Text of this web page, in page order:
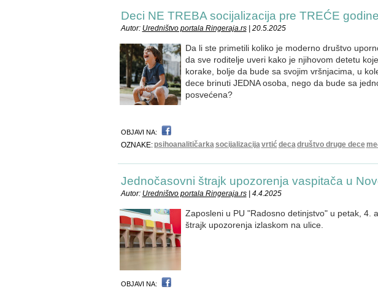
Deci NE TREBA socijalizacija pre TREĆE godine
Autor: Uredništvo portala Ringeraja.rs| 20.5.2025
Da li ste primetili koliko je moderno društvo
da sve roditelje uveri kako je njihovom detetu
korake, bolje da bude sa svojim vršnjacima, u
dece brinuti JEDNA osoba, nego da bude sa
posvećena?
OBJAVI NA:
OZNAKE: psihoanalitičarkasocijalizacijavrtić decadruštvo druge dece
Jednočasovni štrajk upozorenja vaspitača u
Autor: Uredništvo portala Ringeraja.rs| 4.4.2025
Zaposleni u PU "Radosno detinjstvo" u petak, 4.
štrajk upozorenja izlaskom na ulice.
OBJAVI NA: